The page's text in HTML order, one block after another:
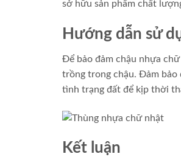
sở hữu sản phẩm chất
Hướng dẫn sử
Để bảo đảm chậu nhựa
trồng trong chậu. Đảm bảo
tình trạng đất để kịp thời
Kết luận